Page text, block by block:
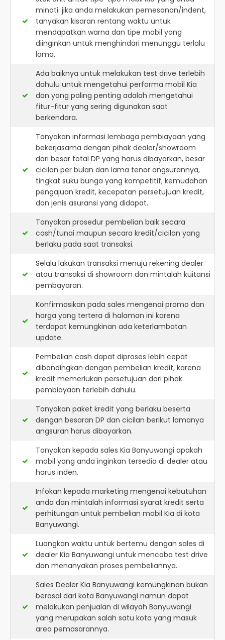
minati. jika anda melakukan pemesanan/indent,
tanyakan kisaran rentang waktu untuk
mendapatkan warna dan tipe mobil yang
diinginkan untuk menghindari menunggu terlalu
lama.
Ada baiknya untuk melakukan test drive terlebih
dahulu untuk mengetahui performa mobil Kia
dan yang paling penting adalah mengetahui
fitur-fitur yang sering digunakan saat
berkendara.
Tanyakan informasi lembaga pembiayaan yang
bekerjasama dengan pihak dealer/showroom
dari besar total DP yang harus dibayarkan, besar
cicilan per bulan dan lama tenor angsurannya,
tingkat suku bunga yang kompetitif, kemudahan
pengajuan kredit, kecepatan persetujuan kredit,
dan jenis asuransi yang didapat.
Tanyakan prosedur pembelian baik secara
cash/tunai maupun secara kredit/cicilan yang
berlaku pada saat transaksi.
Selalu lakukan transaksi menuju rekening dealer
atau transaksi di showroom dan mintalah kuitansi
pembayaran.
Konfirmasikan pada sales mengenai promo dan
harga yang tertera di halaman ini karena
terdapat kemungkinan ada keterlambatan
update.
Pembelian cash dapat diproses lebih cepat
dibandingkan dengan pembelian kredit, karena
kredit memerlukan persetujuan dari pihak
pembiayaan terlebih dahulu.
Tanyakan paket kredit yang berlaku beserta
dengan besaran DP dan cicilan berikut lamanya
angsuran harus dibayarkan.
Tanyakan kepada sales Kia Banyuwangi apakah
mobil yang anda inginkan tersedia di dealer atau
harus inden.
Infokan kepada marketing mengenai kebutuhan
anda dan mintalah informasi syarat kredit serta
perhitungan untuk pembelian mobil Kia di kota
Banyuwangi.
Luangkan waktu untuk bertemu dengan sales di
dealer Kia Banyuwangi untuk mencoba test drive
dan menanyakan proses pembeliannya.
Sales Dealer Kia Banyuwangi kemungkinan bukan
berasal dari kota Banyuwangi namun dapat
melakukan penjualan di wilayah Banyuwangi
yang merupakan salah satu kota yang masuk
area pemasarannya.